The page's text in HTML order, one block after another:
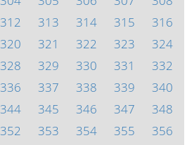
312 313 314 315
316
320 321 322 323
324
328 329 330 331
332
336 337 338 339
340
344 345 346 347
348
352 353 354 355
356